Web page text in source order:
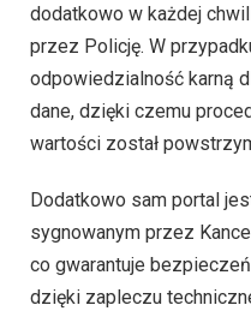
dodatkowo w każdej
przez Policję. W
odpowiedzialność karną
dane, dzięki czemu
wartości został
Dodatkowo sam portal
sygnowanym przez
co gwarantuje
dzięki zapleczu